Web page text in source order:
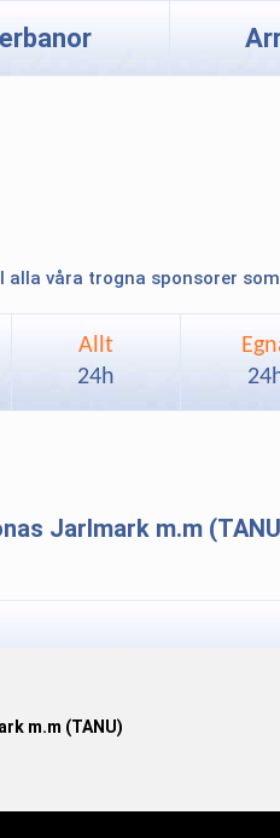
alla våra trogna sponsorer
Allt
24h
Jarlmark m.m
m.m (TANU)